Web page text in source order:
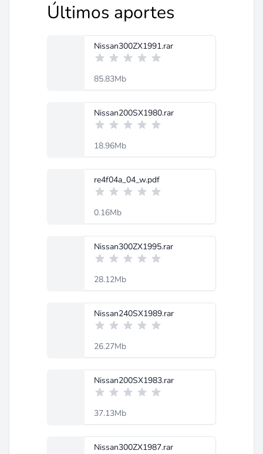
Últimos aportes
Nissan300ZX1991.rar
85.83Mb
Nissan200SX1980.rar
18.96Mb
re4f04a_04_w.pdf
0.16Mb
Nissan300ZX1995.rar
28.12Mb
Nissan240SX1989.rar
26.27Mb
Nissan200SX1983.rar
37.13Mb
Nissan300ZX1987.rar